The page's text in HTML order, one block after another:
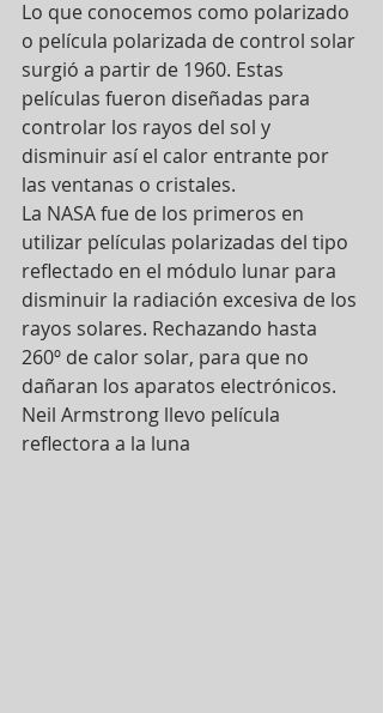
Lo que conocemos como polarizado
o película polarizada de control solar
surgió a partir de 1960. Estas
películas fueron diseñadas para
controlar los rayos del sol y
disminuir así el calor entrante por
las ventanas o cristales.
La NASA fue de los primeros en
utilizar películas polarizadas del tipo
reflectado en el módulo lunar para
disminuir la radiación excesiva de los
rayos solares. Rechazando hasta
260º de calor solar, para que no
dañaran los aparatos electrónicos.
Neil Armstrong llevo película
reflectora a la luna